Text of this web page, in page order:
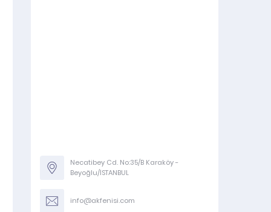
Necatibey Cd. No:35/B Karaköy -
Beyoğlu/İSTANBUL
info@akfenisi.com